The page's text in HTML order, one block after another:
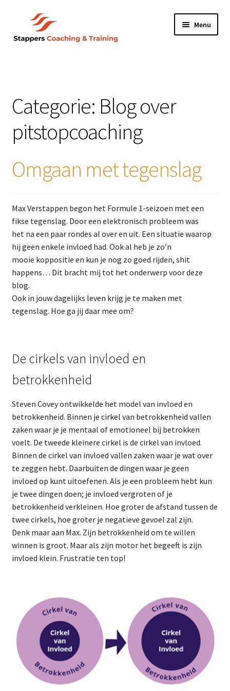
naar
de
Menu
Referenties
Praktijkcases
Blog over pitstopcoaching
Categorie: Blog over
pitstopcoaching
Omgaan met tegenslag
Max Verstappen begon het Formule 1-seizoen met een
fikse tegenslag. Door een elektronisch probleem was
het na een paar rondes al over en uit. Een situatie waarop
hij geen enkele invloed had. Ook al heb je zo’n
mooie koppositie en kun je nog zo goed rijden, shit
happens… Dit bracht mij tot het onderwerp voor deze
blog.
Ook in jouw dagelijks leven krijg je te maken met
tegenslag. Hoe ga jij daar mee om?
De cirkels van invloed en
betrokkenheid
Steven Covey ontwikkelde het model van invloed en
betrokkenheid. Binnen je cirkel van betrokkenheid vallen
zaken waar je je mentaal of emotioneel bij betrokken
voelt. De tweede kleinere cirkel is de cirkel van invloed.
Binnen de cirkel van invloed vallen zaken waar je wat over
te zeggen hebt. Daarbuiten de dingen waar je geen
invloed op kunt uitoefenen. Als je een probleem hebt kun
je twee dingen doen; je invloed vergroten of je
betrokkenheid verkleinen. Hoe groter de afstand tussen de
twee cirkels, hoe groter je negatieve gevoel zal zijn.
Denk maar aan Max. Zijn betrokkenheid om te willen
winnen is groot. Maar als zijn motor het begeeft is zijn
invloed klein. Frustratie ten top!